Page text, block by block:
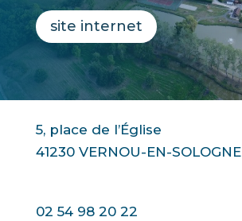
site internet
5, place de l’Église
41230 VERNOU-EN-SOLOGNE
02 54 98 20 22